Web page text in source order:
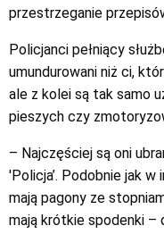
przestrzeganie
Policjanci pełniący
umundurowani niż ci,
ale z kolei są tak samo
pieszych czy
– Najczęściej są oni
'Policja’. Podobnie jak w
mają pagony ze
mają krótkie spodenki –